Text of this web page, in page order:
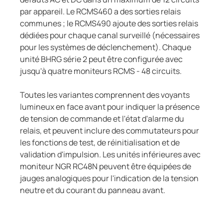
par appareil. Le RCMS460 a des sorties relais
communes ; le RCMS490 ajoute des sorties relais
dédiées pour chaque canal surveillé (nécessaires
pour les systèmes de déclenchement). Chaque
unité BHRG série 2 peut être configurée avec
jusqu'à quatre moniteurs RCMS - 48 circuits.
Toutes les variantes comprennent des voyants
lumineux en face avant pour indiquer la présence
de tension de commande et l'état d'alarme du
relais, et peuvent inclure des commutateurs pour
les fonctions de test, de réinitialisation et de
validation d'impulsion. Les unités inférieures avec
moniteur NGR RC48N peuvent être équipées de
jauges analogiques pour l'indication de la tension
neutre et du courant du panneau avant.